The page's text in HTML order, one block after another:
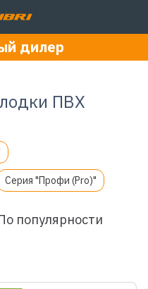
дилер
ПВХ
Серия "Профи (Pro)"
популярности